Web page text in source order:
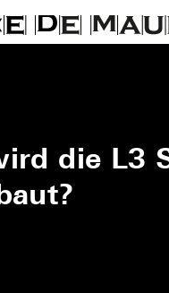
die L3